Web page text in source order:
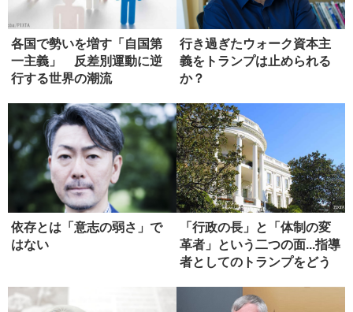
各国で勢いを増す「自国第
一主義」 反差別運動に逆
行する世界の潮流
行き過ぎたウォーク資本主
義をトランプは止められる
か？
依存とは「意志の弱さ」で
はない
「行政の長」と「体制の変
革者」という二つの面...指導
者としてのトランプをどう